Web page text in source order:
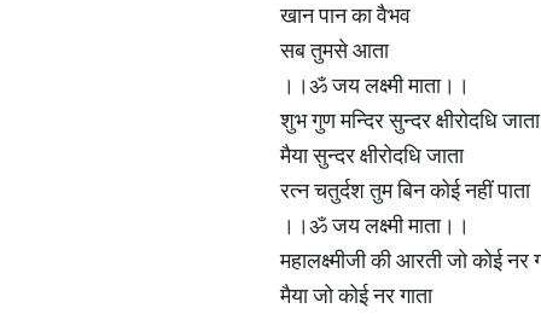
खान पान का वैभव
सब तुमसे आता
।।ॐ जय लक्ष्मी माता।।
शुभ गुण मन्दिर सुन्दर क्षीरोदधि जाता
मैया सुन्दर क्षीरोदधि जाता
रत्न चतुर्दश तुम बिन कोई नहीं पाता
।।ॐ जय लक्ष्मी माता।।
महालक्ष्मीजी की आरती जो कोई नर
मैया जो कोई नर गाता